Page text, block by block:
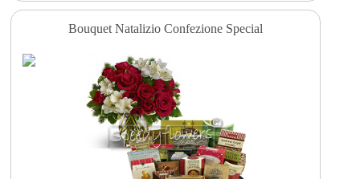
Bouquet Natalizio Confezione Special